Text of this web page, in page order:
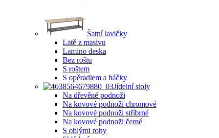
Šatní lavičky
Latě z masivu
Lamino deska
Bez roštu
S roštem
S opěradlem a háčky
Jídelní stoly
Na dřevěné podnoži
Na kovové podnoži chromové
Na kovové podnoži stříbrné
Na kovové podnoži černé
S oblými rohy